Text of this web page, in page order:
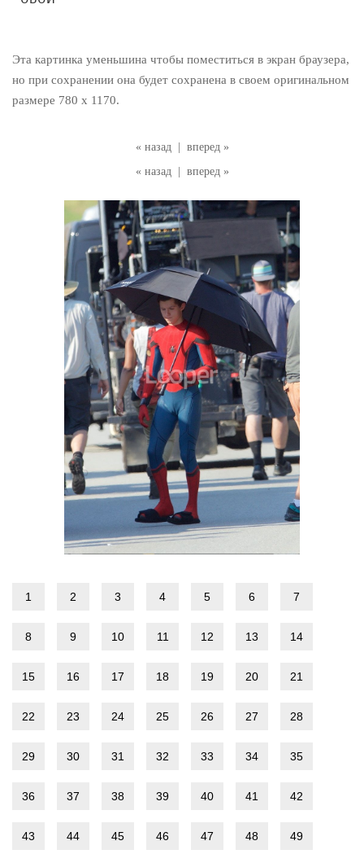
« назад
вперед »
« назад
вперед »
Эта картинка уменьшина чтобы поместиться в экран браузера,
но при сохранении она будет сохранена в своем оригинальном
размере 780 x 1170.
1 2 3 4 5 6 7
8 9 10 11 12 13 14
15 16 17 18 19 20 21
22 23 24 25 26 27 28
29 30 31 32 33 34 35
36 37 38 39 40 41 42
43 44 45 46 47 48 49